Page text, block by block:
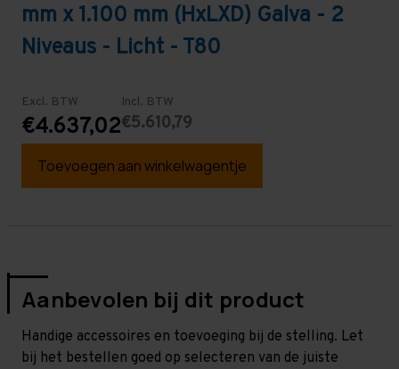
mm x 1.100 mm (HxLXD) Galva - 2
Niveaus - Licht - T80
Excl. BTW
€4.637,02
Incl. BTW
€5.610,79
Toevoegen aan winkelwagentje
Aanbevolen bij dit product
Handige accessoires en toevoeging bij de stelling. Let
bij het bestellen goed op selecteren van de juiste